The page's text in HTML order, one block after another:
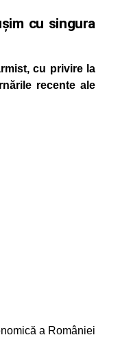
cu singura
cu privire la
recente ale
a României